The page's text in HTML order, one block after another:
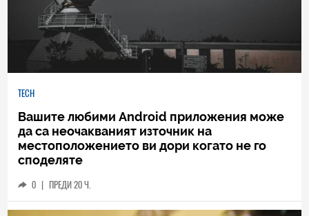
TECH
Вашите любими Android приложения може
да са неочакваният източник на
местоположението ви дори когато не го
споделяте
0 | ПРЕДИ 20 Ч.